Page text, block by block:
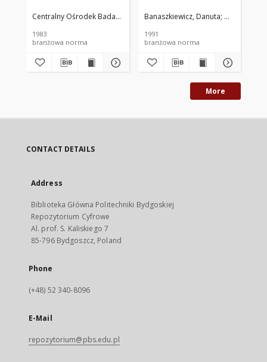
Centralny Ośrodek Badawczo-Rozwojowy Przemysłu Izolacji
1983
branżowa norma
Banaszkiewicz, Danuta Mastalski,
1991
branżowa norma
More
CONTACT DETAILS
Address
Biblioteka Główna Politechniki Bydgoskiej
Repozytorium Cyfrowe
Al. prof. S. Kaliskiego 7
85-796 Bydgoszcz, Poland
Phone
(+48) 52 340-8096
E-Mail
repozytorium@pbs.edu.pl